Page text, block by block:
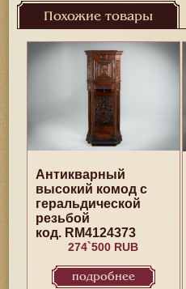
Похожие товары
Антикварный
высокий комод с
геральдической
резьбой
код. RM4124373
274`500 RUB
подробнее